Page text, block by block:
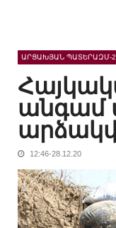
ԱՐՑԱԽՅԱՆ ՊԱՏԵՐԱԶՄ-
անգամ
12:46-28.12.20